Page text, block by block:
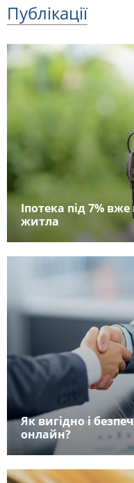
Публікації
Іпотека під 7%
житла
Як вигідно і
онлайн?